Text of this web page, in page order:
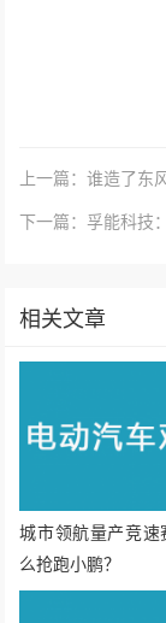
上一篇：谁造了东
下一篇：孚能科技
相关文章
城市领航量产竞速
么抢跑小鹏？